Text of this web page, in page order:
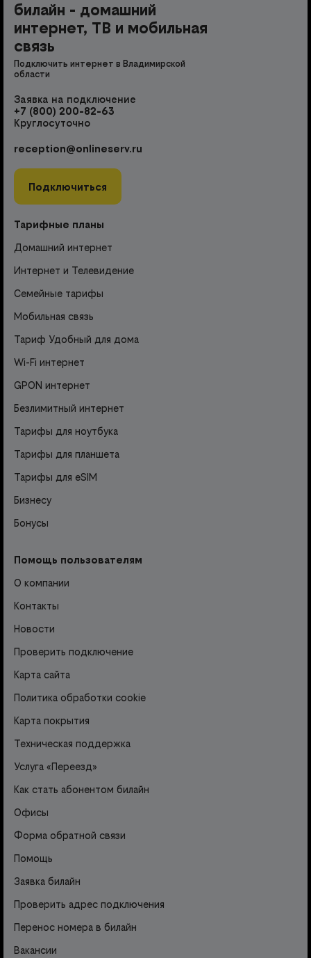
билайн - домашний
интернет, ТВ и мобильная
связь
Подключить интернет в Владимирской
области
Заявка на подключение
+7 (800) 200-82-63
Круглосуточно
reception@onlineserv.ru
Подключиться
Тарифные планы
Домашний интернет
Интернет и Телевидение
Семейные тарифы
Мобильная связь
Тариф Удобный для дома
Wi-Fi интернет
GPON интернет
Безлимитный интернет
Тарифы для ноутбука
Тарифы для планшета
Тарифы для eSIM
Бизнесу
Бонусы
Помощь пользователям
О компании
Контакты
Новости
Проверить подключение
Карта сайта
Политика обработки cookie
Карта покрытия
Техническая поддержка
Услуга «Переезд»
Как стать абонентом билайн
Офисы
Форма обратной связи
Помощь
Заявка билайн
Проверить адрес подключения
Перенос номера в билайн
Вакансии